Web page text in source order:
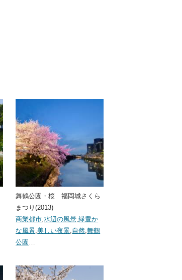
舞鶴公園・桜 福岡城さくら
まつり(2013)
商業都市 ,水辺の風景 ,緑豊か
な風景 ,美しい夜景 自然 ,舞鶴
公園